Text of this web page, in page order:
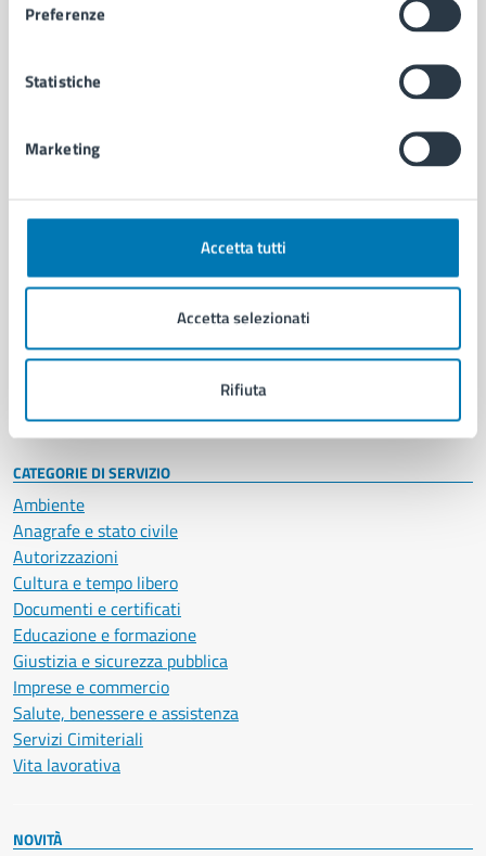
Preferenze
Statistiche
Marketing
Accetta tutti
Accetta selezionati
Rifiuta
Comune di Napoli
AMMINISTRAZIONE
Organi di governo
Enti e fondazioni
Personale amministrativo
Intranet, posta aziendale e protocollo
CATEGORIE DI SERVIZIO
Ambiente
Anagrafe e stato civile
Autorizzazioni
Cultura e tempo libero
Documenti e certificati
Educazione e formazione
Giustizia e sicurezza pubblica
Imprese e commercio
Salute, benessere e assistenza
Servizi Cimiteriali
Vita lavorativa
NOVITÀ